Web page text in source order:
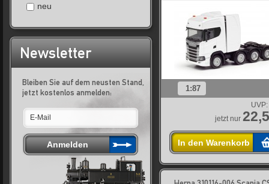
neu
Newsletter
Bleiben Sie auf dem neusten Stand,
jetzt kostenlos anmelden:
1:87
UVP:
jetzt nur
In den Warenkorb